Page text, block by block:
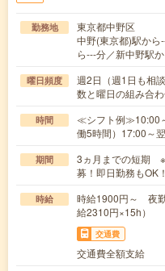
勤務地
東京都中野区
中野(東京都)駅か
ら---分／新中野駅
曜日頻度
週2日（週1日も相
数と曜日の組み合わ
時間
≪シフト例≫10:00
働5時間）17:00～
期間
3ヵ月までの短期
募！即日勤務もOK！
時給
時給1900円～ 夜
給2310円×15h）
交通費
交通費全額支給